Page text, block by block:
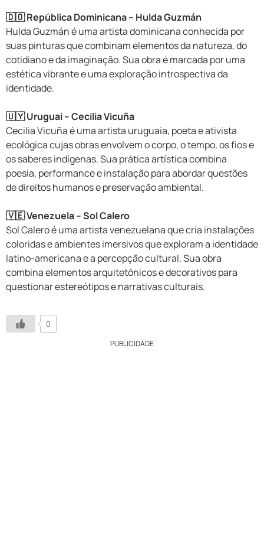
🇩🇴 República Dominicana – Hulda Guzmán
Hulda Guzmán é uma artista dominicana conhecida por
suas pinturas que combinam elementos da natureza, do
cotidiano e da imaginação. Sua obra é marcada por uma
estética vibrante e uma exploração introspectiva da
identidade.
🇺🇾 Uruguai – Cecilia Vicuña
Cecilia Vicuña é uma artista uruguaia, poeta e ativista
ecológica cujas obras envolvem o corpo, o tempo, os fios e
os saberes indígenas. Sua prática artística combina
poesia, performance e instalação para abordar questões
de direitos humanos e preservação ambiental.
🇻🇪 Venezuela – Sol Calero
Sol Calero é uma artista venezuelana que cria instalações
coloridas e ambientes imersivos que exploram a identidade
latino-americana e a percepção cultural. Sua obra
combina elementos arquitetônicos e decorativos para
questionar estereótipos e narrativas culturais.
0
PUBLICIDADE